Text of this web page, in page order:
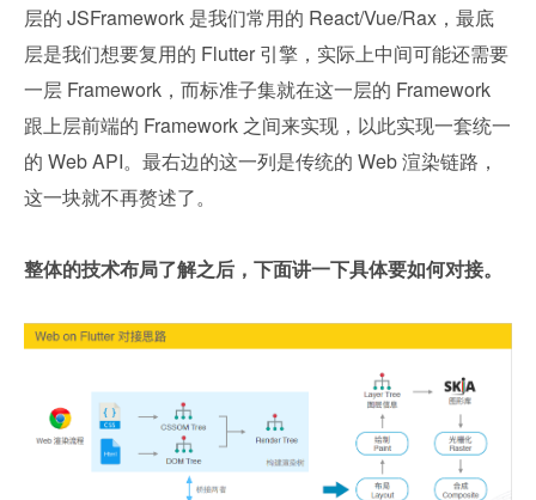
层的 JSFramework 是我们常用的 React/Vue/Rax，最底
层是我们想要复用的 Flutter 引擎，实际上中间可能还需要
一层 Framework，而标准子集就在这一层的 Framework
跟上层前端的 Framework 之间来实现，以此实现一套统一
的 Web API。最右边的这一列是传统的 Web 渲染链路，
这一块就不再赘述了。
整体的技术布局了解之后，下面讲一下具体要如何对接。